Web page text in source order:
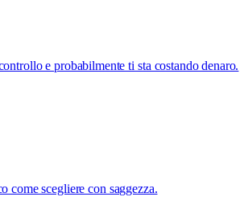
e probabilmente ti sta costando denaro.
come scegliere con saggezza.